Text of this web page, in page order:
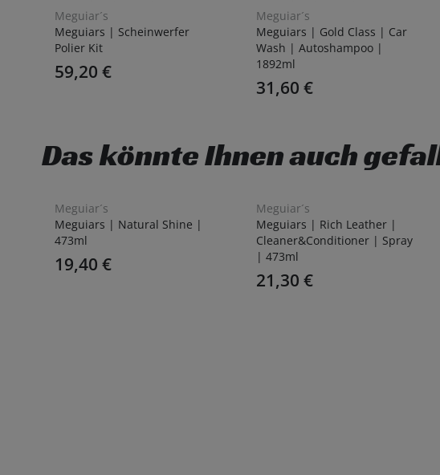
Meguiar´s
Meguiars | Scheinwerfer
Polier Kit
59,20 €
Meguiar´s
Meguiars | Gold Class | Car
Wash | Autoshampoo |
1892ml
31,60€
Das könnte Ihnen auch
Meguiar´s
Meguiars | Natural Shine |
473ml
19,40 €
Meguiar´s
Meguiars | Rich Leather |
Cleaner&Conditioner | Spray
| 473ml
21,30€